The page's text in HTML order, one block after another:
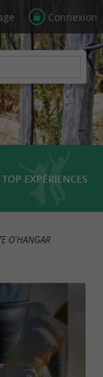
Connexion
TOP EXPÉRIENCES
O'HANGAR